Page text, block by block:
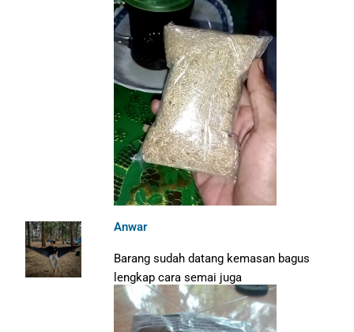
Anwar
Barang sudah datang kemasan bagus
lengkap cara semai juga